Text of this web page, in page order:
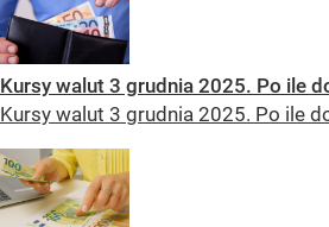
Kursy walut 3 grudnia 2025. Po ile
Kursy walut 3 grudnia 2025. Po ile